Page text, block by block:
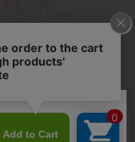
ご用意しています。
り揃え、
ディア着用商品、
コンテンツ、
ポイント還元
供。
計、小物などで、
願っています。
のご注文で送料無料◆